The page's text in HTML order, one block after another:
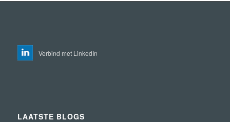
Verbind met LinkedIn
LAATSTE BLOGS